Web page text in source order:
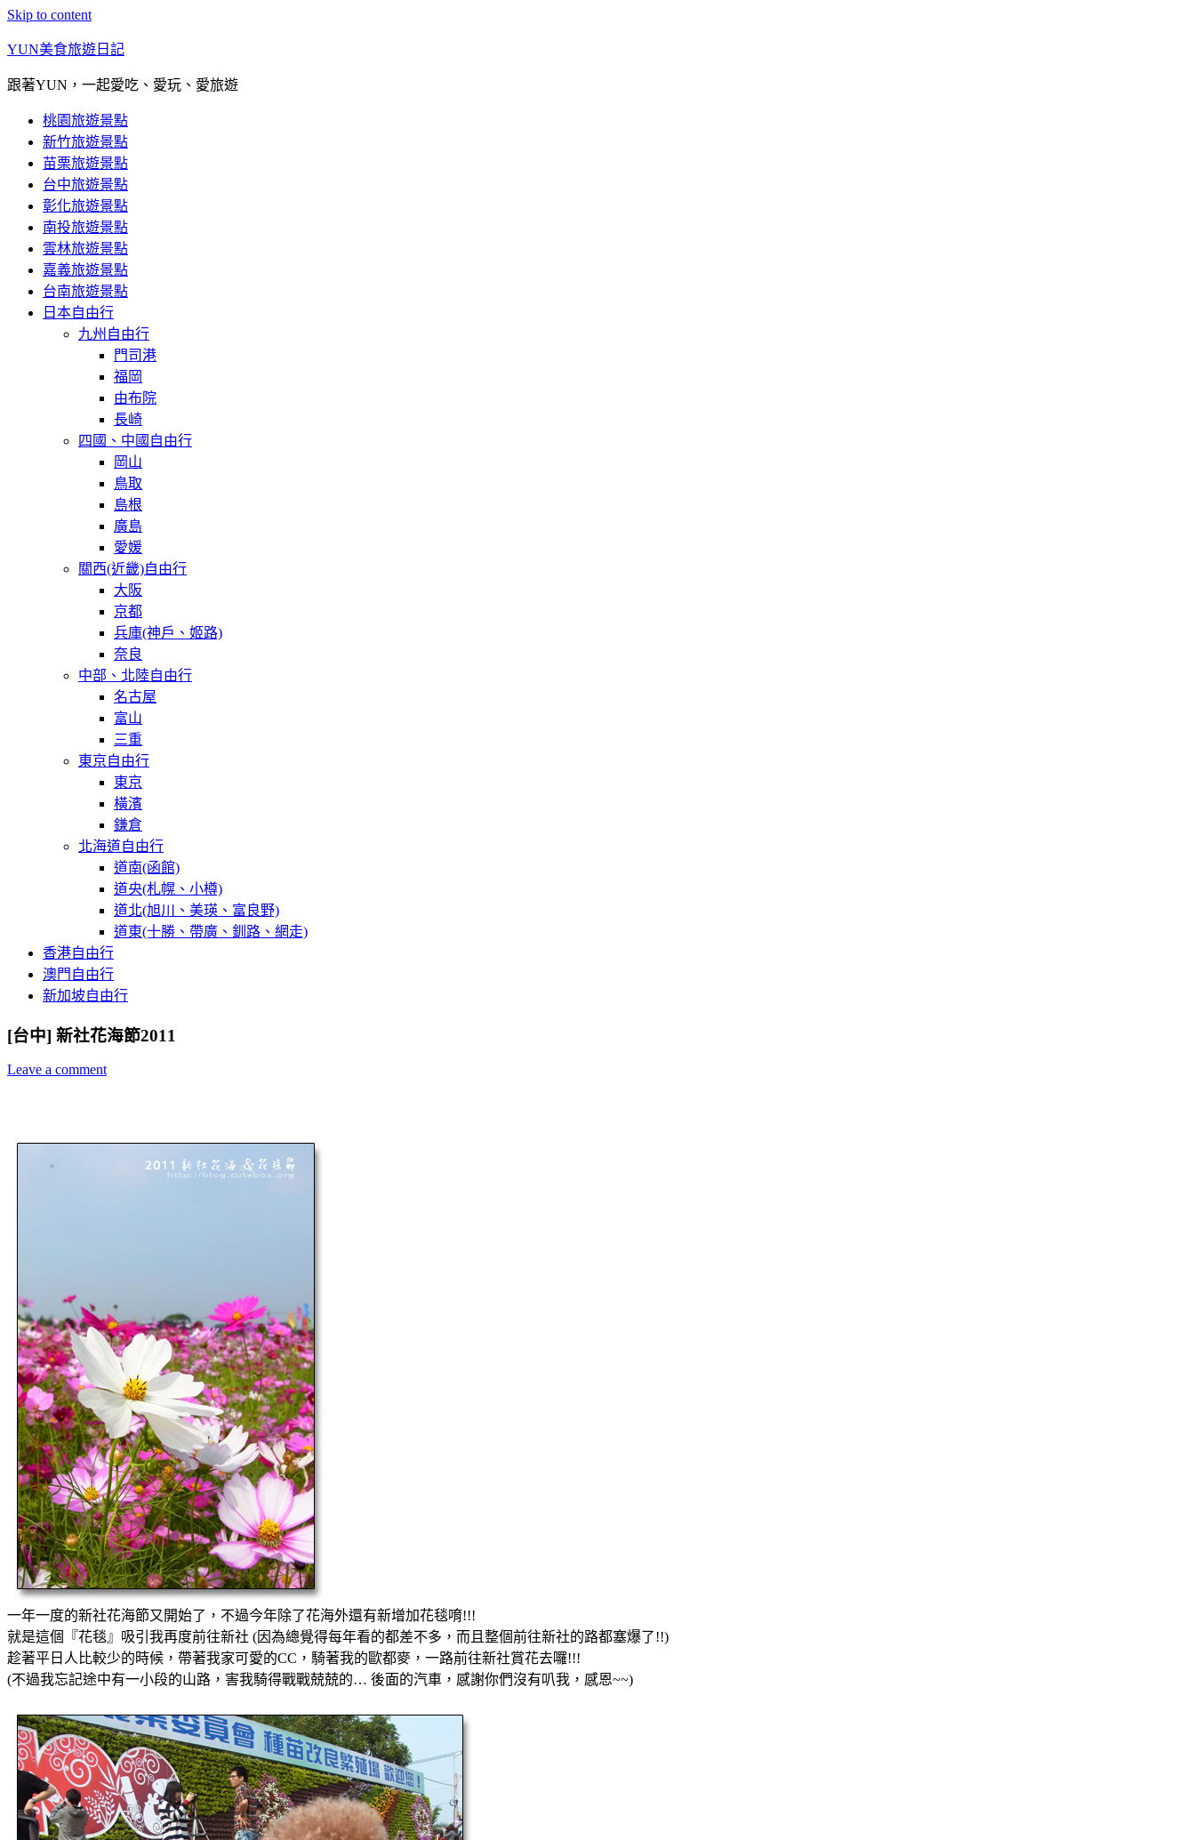
Skip to content
YUN美食旅遊日記
跟著YUN，一起愛吃、愛玩、愛旅遊
桃園旅遊景點
新竹旅遊景點
苗栗旅遊景點
台中旅遊景點
彰化旅遊景點
南投旅遊景點
雲林旅遊景點
嘉義旅遊景點
台南旅遊景點
日本自由行
九州自由行
門司港
福岡
由布院
長崎
四國、中國自由行
岡山
鳥取
島根
廣島
愛媛
關西(近畿)自由行
大阪
京都
兵庫(神戶、姬路)
奈良
中部、北陸自由行
名古屋
富山
三重
東京自由行
東京
橫濱
鎌倉
北海道自由行
道南(函館)
道央(札幌、小樽)
道北(旭川、美瑛、富良野)
道東(十勝、帶廣、釧路、網走)
香港自由行
澳門自由行
新加坡自由行
[台中] 新社花海節2011
Leave a comment
一年一度的新社花海節又開始了，不過今年除了花海外還有新增加花毯唷!!!
就是這個『花毯』吸引我再度前往新社 (因為總覺得每年看的都差不多，而且整個前往新社的路都塞爆了!!)
趁著平日人比較少的時候，帶著我家可愛的CC，騎著我的歐都麥，一路前往新社賞花去囉!!!
(不過我忘記途中有一小段的山路，害我騎得戰戰兢兢的… 後面的汽車，感謝你們沒有叭我，感恩~~)